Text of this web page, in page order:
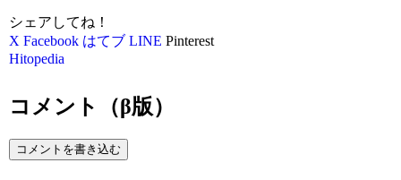
シェアしてね！
X Facebook はてブ LINE Pinterest
Hitopedia
コメント（β版）
コメントを書き込む